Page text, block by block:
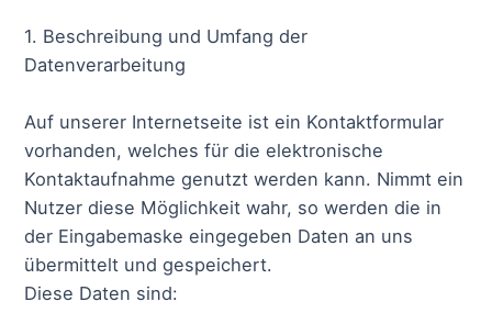
1. Beschreibung und Umfang der
Datenverarbeitung
Auf unserer Internetseite ist ein Kontaktformular
vorhanden, welches für die elektronische
Kontaktaufnahme genutzt werden kann. Nimmt ein
Nutzer diese Möglichkeit wahr, so werden die in
der Eingabemaske eingegeben Daten an uns
übermittelt und gespeichert.
Diese Daten sind: